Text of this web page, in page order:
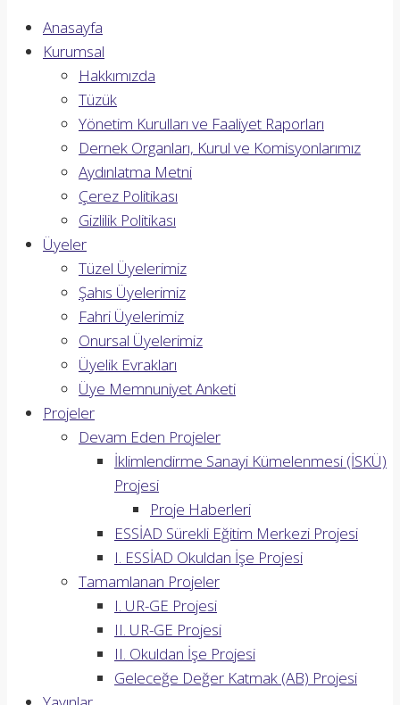
Anasayfa
Kurumsal
Hakkımızda
Tüzük
Yönetim Kurulları ve Faaliyet Raporları
Dernek Organları, Kurul ve Komisyonlarımız
Aydınlatma Metni
Çerez Politikası
Gizlilik Politikası
Üyeler
Tüzel Üyelerimiz
Şahıs Üyelerimiz
Fahri Üyelerimiz
Onursal Üyelerimiz
Üyelik Evrakları
Üye Memnuniyet Anketi
Projeler
Devam Eden Projeler
İklimlendirme Sanayi Kümelenmesi (İSKÜ)
Projesi
Proje Haberleri
ESSİAD Sürekli Eğitim Merkezi Projesi
I. ESSİAD Okuldan İşe Projesi
Tamamlanan Projeler
I. UR-GE Projesi
II. UR-GE Projesi
II. Okuldan İşe Projesi
Geleceğe Değer Katmak (AB) Projesi